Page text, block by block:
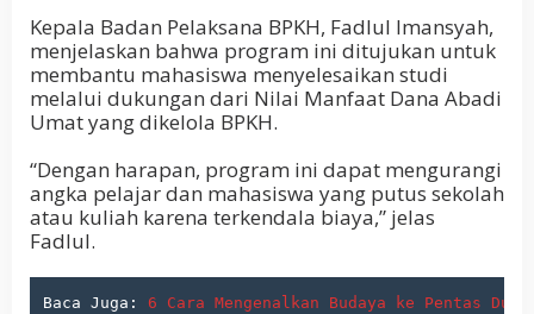
Kepala Badan Pelaksana BPKH, Fadlul Imansyah,
menjelaskan bahwa program ini ditujukan untuk
membantu mahasiswa menyelesaikan studi
melalui dukungan dari Nilai Manfaat Dana Abadi
Umat yang dikelola BPKH.
“Dengan harapan, program ini dapat mengurangi
angka pelajar dan mahasiswa yang putus sekolah
atau kuliah karena terkendala biaya,” jelas
Fadlul.
Baca Juga: 6 Cara Mengenalkan Budaya ke Pentas